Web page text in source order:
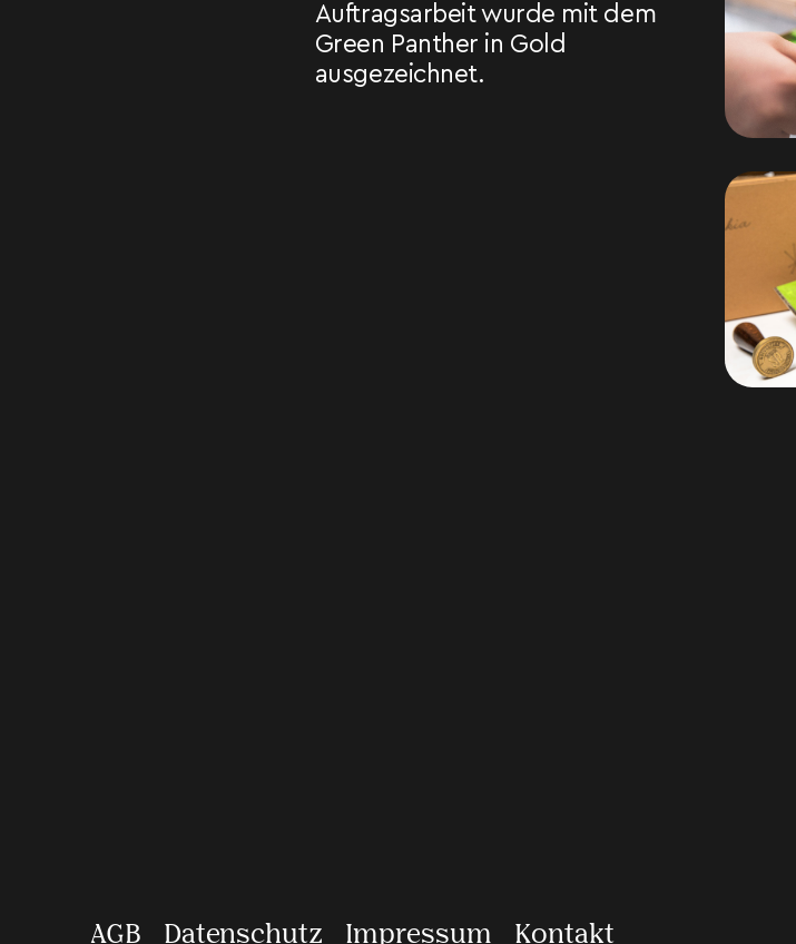
Auftragsarbeit wurde mit dem
Green Panther in Gold
ausgezeichnet.
AGB Datenschutz Impressum Kontakt